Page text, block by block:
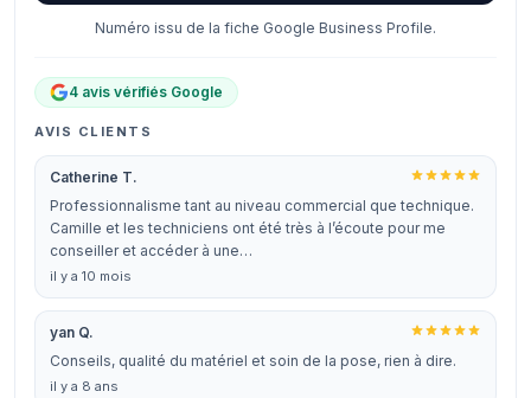
Numéro issu de la fiche Google Business Profile.
4 avis vérifiés Google
AVIS CLIENTS
Catherine T.
Professionnalisme tant au niveau commercial que technique.
Camille et les techniciens ont été très à l’écoute pour me
conseiller et accéder à une…
il y a 10 mois
yan Q.
Conseils, qualité du matériel et soin de la pose, rien à dire.
il y a 8 ans